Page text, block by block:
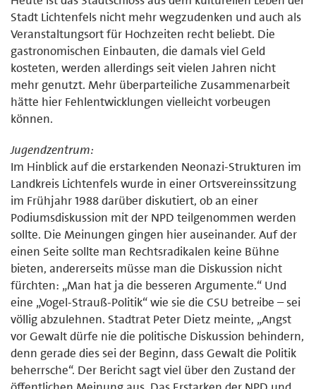
Stadt Lichtenfels nicht mehr wegzudenken und auch als
Veranstaltungsort für Hochzeiten recht beliebt. Die
gastronomischen Einbauten, die damals viel Geld
kosteten, werden allerdings seit vielen Jahren nicht
mehr genutzt. Mehr überparteiliche Zusammenarbeit
hätte hier Fehlentwicklungen vielleicht vorbeugen
können.
Jugendzentrum:
Im Hinblick auf die erstarkenden Neonazi-Strukturen im
Landkreis Lichtenfels wurde in einer Ortsvereinssitzung
im Frühjahr 1988 darüber diskutiert, ob an einer
Podiumsdiskussion mit der NPD teilgenommen werden
sollte. Die Meinungen gingen hier auseinander. Auf der
einen Seite sollte man Rechtsradikalen keine Bühne
bieten, andererseits müsse man die Diskussion nicht
fürchten: „Man hat ja die besseren Argumente.“ Und
eine „Vogel-Strauß-Politik“ wie sie die CSU betreibe – sei
völlig abzulehnen. Stadtrat Peter Dietz meinte, „Angst
vor Gewalt dürfe nie die politische Diskussion behindern,
denn gerade dies sei der Beginn, dass Gewalt die Politik
beherrsche“. Der Bericht sagt viel über den Zustand der